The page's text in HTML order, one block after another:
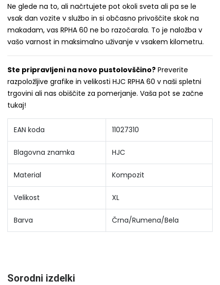
Ne glede na to, ali načrtujete pot okoli sveta ali pa se le
vsak dan vozite v službo in si občasno privoščite skok na
makadam, vas RPHA 60 ne bo razočarala. To je naložba v
vašo varnost in maksimalno uživanje v vsakem kilometru.
Ste pripravljeni na novo pustolovščino? Preverite
razpoložljive grafike in velikosti HJC RPHA 60 v naši spletni
trgovini ali nas obiščite za pomerjanje. Vaša pot se začne
tukaj!
EAN koda 11027310
Blagovna znamka HJC
Material Kompozit
Velikost XL
Barva Črna/Rumena/Bela
Sorodni izdelki